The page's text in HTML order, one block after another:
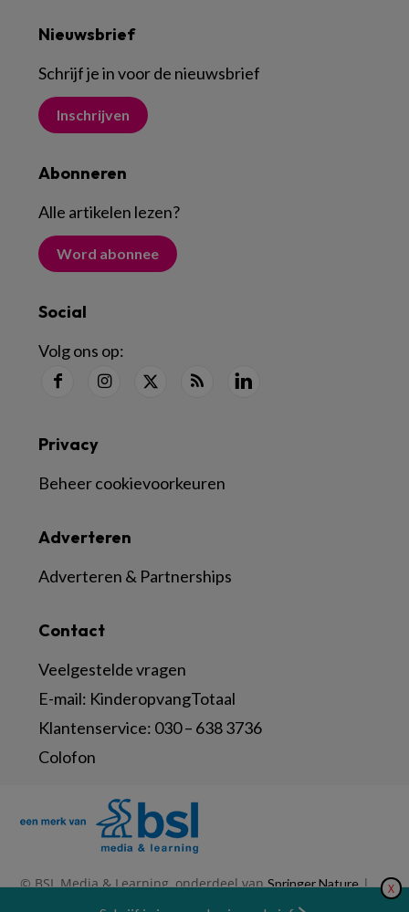
Nieuwsbrief
Schrijf je in voor de nieuwsbrief
Inschrijven
Abonneren
Alle artikelen lezen?
Word abonnee
Social
Volg ons op:
Contact
Veelgestelde vragen
E-mail: KinderopvangTotaal
Klantenservice: 030 – 638 3736
Colofon
Adverteren
Adverteren & Partnerships
Privacy
Beheer cookievoorkeuren
© BSL Media & Learning, onderdeel vanSpringer Nature| X